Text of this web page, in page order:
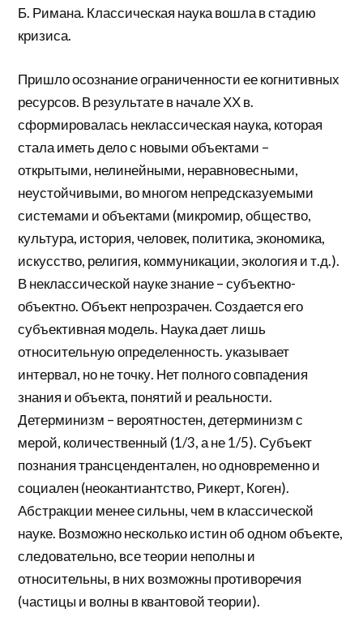
Б. Римана. Классическая наука вошла в стадию
кризиса.
Пришло осознание ограниченности ее когнитивных
ресурсов. В результате в начале ХХ в.
сформировалась неклассическая наука, которая
стала иметь дело с новыми объектами –
открытыми, нелинейными, неравновесными,
неустойчивыми, во многом непредсказуемыми
системами и объектами (микромир, общество,
культура, история, человек, политика, экономика,
искусство, религия, коммуникации, экология и т.д.).
В неклассической науке знание – субъектно-
объектно. Объект непрозрачен. Создается его
субъективная модель. Наука дает лишь
относительную определенность. указывает
интервал, но не точку. Нет полного совпадения
знания и объекта, понятий и реальности.
Детерминизм – вероятностен, детерминизм с
мерой, количественный (1/3, а не 1/5). Субъект
познания трансцендентален, но одновременно и
социален (неокантиантство, Рикерт, Коген).
Абстракции менее сильны, чем в классической
науке. Возможно несколько истин об одном объекте,
следовательно, все теории неполны и
относительны, в них возможны противоречия
(частицы и волны в квантовой теории).